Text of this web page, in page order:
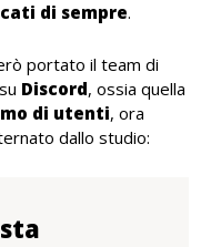
di sempre.
portato il team di
Discord, ossia quella
di utenti, ora
dallo studio: